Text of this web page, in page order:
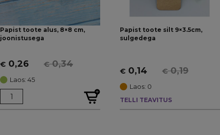
Papist toote alus, 8×8 cm,
joonistusega
€0,34
Algne
hind
oli:
€ 0,34.
€ 0,26
Current
price
is:
€ 0,26.
Laos: 45
Papist toote silt 9×3.5cm,
sulgedega
€0,19
Algne
hind
oli:
€ 0,19.
€ 0,14
Current
price
is:
€ 0,14.
Laos: 0
TELLI TEAVITUS